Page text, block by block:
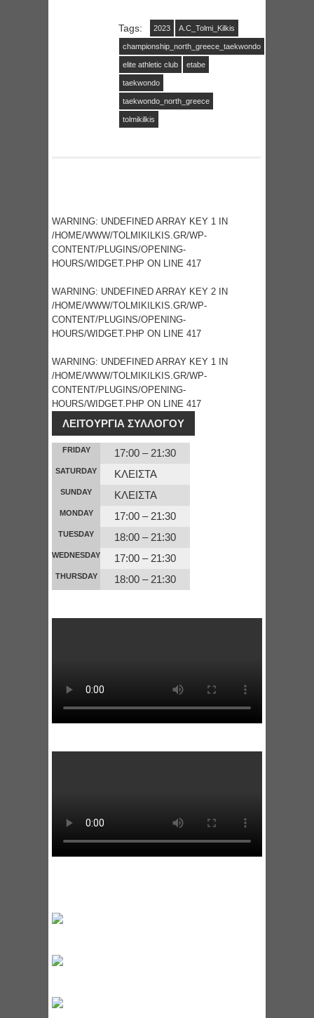
b
o
o
k
st
ar
e
Tags: 2023 A.C_Tolmi_Kilkis
championship_north_greece_taekwondo
elite athletic club etabe
taekwondo
taekwondo_north_greece
tolmikilkis
WARNING: UNDEFINED ARRAY KEY 1 IN
/HOME/WWW/TOLMIKILKIS.GR/WP-
CONTENT/PLUGINS/OPENING-
HOURS/WIDGET.PHP ON LINE 417
WARNING: UNDEFINED ARRAY KEY 2 IN
/HOME/WWW/TOLMIKILKIS.GR/WP-
CONTENT/PLUGINS/OPENING-
HOURS/WIDGET.PHP ON LINE 417
WARNING: UNDEFINED ARRAY KEY 1 IN
/HOME/WWW/TOLMIKILKIS.GR/WP-
CONTENT/PLUGINS/OPENING-
HOURS/WIDGET.PHP ON LINE 417
ΛΕΙΤΟΥΡΓΙΑ ΣΥΛΛΟΓΟΥ
FRIDAY 17:00 – 21:30
SATURDAY ΚΛΕΙΣΤΑ
SUNDAY ΚΛΕΙΣΤΑ
MONDAY 17:00 – 21:30
TUESDAY 18:00 – 21:30
WEDNESDAY 17:00 – 21:30
THURSDAY 18:00 – 21:30
$IRW_NEW_WINDOW IN
IMAGE-ROTATOR-WIDGET/DKIRW.PHP
WARNING